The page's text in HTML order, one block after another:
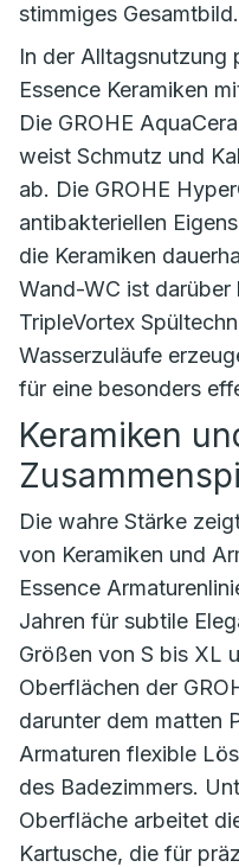
stimmiges Gesamtbild.
In der Alltagsnutzung
Essence Keramiken
Die GROHE
weist Schmutz und
ab. Die GROHE
antibakteriellen
die Keramiken
Wand-WC ist darüber
TripleVortex
Wasserzuläufe
für eine besonders
Keramiken
Die wahre Stärke
von Keramiken und
Essence
Jahren für subtile
Größen von S bis XL
Oberflächen der
darunter dem matten
Armaturen flexible
des Badezimmers.
Oberfläche arbeitet
Kartusche, die für